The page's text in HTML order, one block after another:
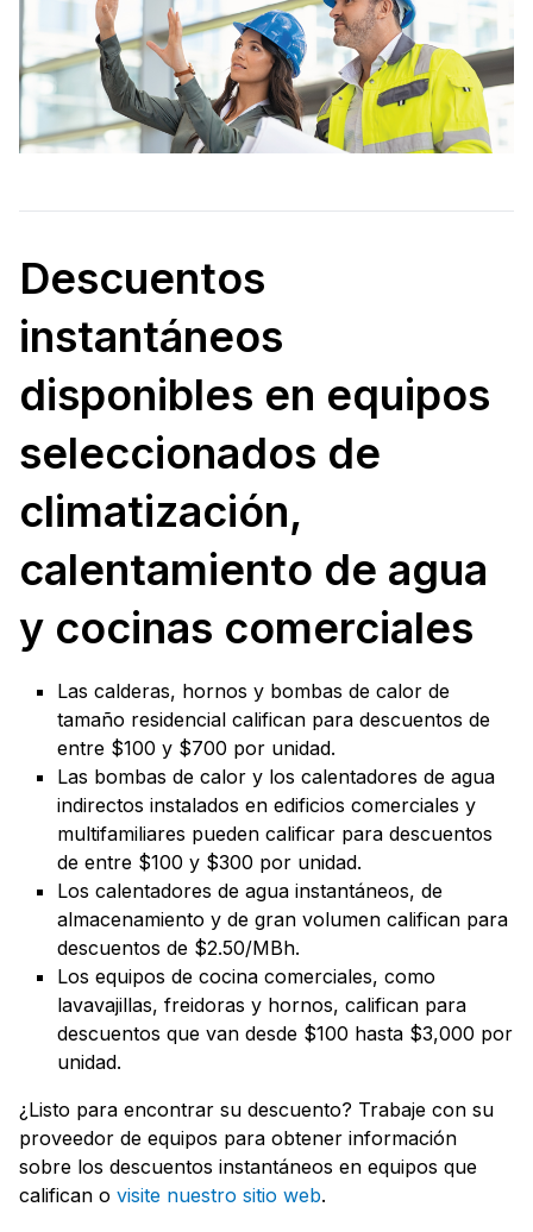
Descuentos
instantáneos
disponibles en equipos
seleccionados de
climatización,
calentamiento de agua
y cocinas comerciales
Las calderas, hornos y bombas de calor de
tamaño residencial califican para descuentos de
entre $100 y $700 por unidad.
Las bombas de calor y los calentadores de agua
indirectos instalados en edificios comerciales y
multifamiliares pueden calificar para descuentos
de entre $100 y $300 por unidad.
Los calentadores de agua instantáneos, de
almacenamiento y de gran volumen califican para
descuentos de $2.50/MBh.
Los equipos de cocina comerciales, como
lavavajillas, freidoras y hornos, califican para
descuentos que van desde $100 hasta $3,000 por
unidad.
¿Listo para encontrar su descuento? Trabaje con su
proveedor de equipos para obtener información
sobre los descuentos instantáneos en equipos que
califican o visite nuestro sitio web.